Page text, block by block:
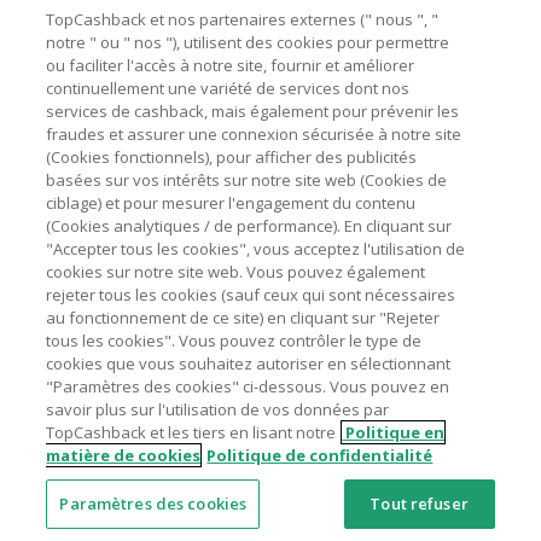
La validité et le montant du cashback sont calculés par les
marchands sur le montant hors TVA/taxes et hors frais de
livraison/d’emballage/de service.
L'utilisation de plugins tels que Honey, AdBlock, uBlock, Pi-
hole et VPN peut bloquer le suivi de votre commande.
Pour chaque nouvelle transaction, il faut revenir sur
TopCashback et cliquer sur le bouton rose de cashback
pour accéder au site marchand et faire votre achat.
Assurez-vous que le lien TopCashback est le dernier lien
utilisé pour visiter le site marchand avant de finaliser votre
achat.
Tout compte impliqué dans des commandes ou activités
frauduleuses pour manipuler le système de cashback sera
clôturé et leur cashback confisqué.
Astuces pour économiser
A propos de
Contactez-nous
Mentions légales
Nos sites UK US CN JP DE AU
TopCashback et nos partenaires externes (" nous ", "
notre " ou " nos "), utilisent des cookies pour permettre
ou faciliter l'accès à notre site, fournir et améliorer
continuellement une variété de services dont nos
services de cashback, mais également pour prévenir les
fraudes et assurer une connexion sécurisée à notre site
(Cookies fonctionnels), pour afficher des publicités
basées sur vos intérêts sur notre site web (Cookies de
ciblage) et pour mesurer l'engagement du contenu
(Cookies analytiques / de performance). En cliquant sur
"Accepter tous les cookies", vous acceptez l'utilisation de
cookies sur notre site web. Vous pouvez également
rejeter tous les cookies (sauf ceux qui sont nécessaires
au fonctionnement de ce site) en cliquant sur "Rejeter
tous les cookies". Vous pouvez contrôler le type de
cookies que vous souhaitez autoriser en sélectionnant
"Paramètres des cookies" ci-dessous. Vous pouvez en
savoir plus sur l'utilisation de vos données par
TopCashback et les tiers en lisant notre Politique en
matière de cookies Politique de confidentialité
Paramètres des cookies Tout refuser